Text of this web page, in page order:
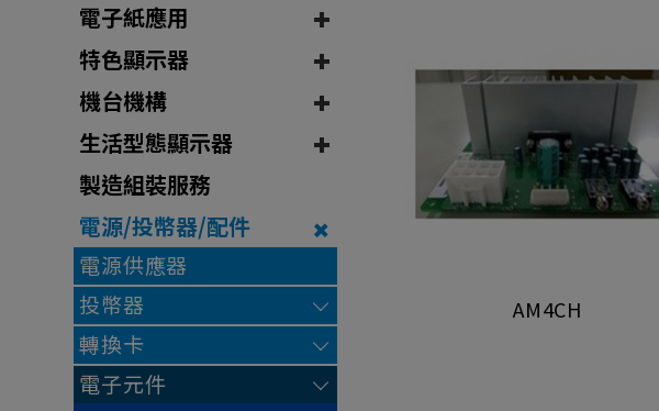
電子紙應用
特色顯示器
機台機構
生活型態顯示器
製造組裝服務
電源/投幣器/配件
電源供應器
投幣器
轉換卡
電子元件
AM4CH